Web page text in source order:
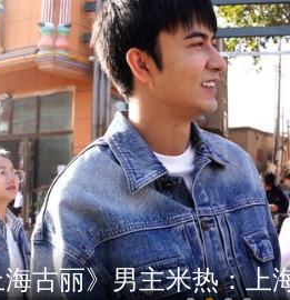
古丽》男主米热：上